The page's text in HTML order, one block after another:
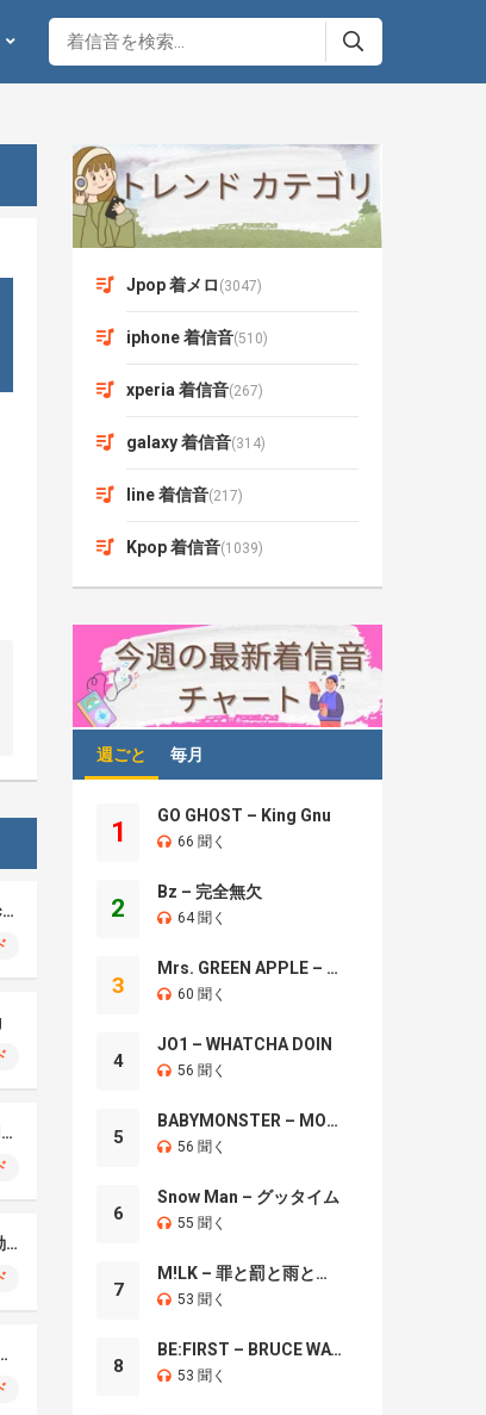
Samsung S26 – Moon Discovery
Xylophonic – Samsung Galaxy S26 Ultra
Samsung Galaxy S25 – 感動のセンセーション
ー Z フォールド7
Jpop 着メロ (3047)
iphone 着信音(510)
xperia 着信音(267)
galaxy 着信音(314)
line 着信音(217)
Kpop 着信音(1039)
週ごと 毎月
1
GO GHOST – King Gnu
66 聞く
2
Bz – 完全無欠
64 聞く
3
Mrs. GREEN APPLE – Brand New
60 聞く
4
JO1 – WHATCHA DOIN
56 聞く
5
BABYMONSTER – MOON
56 聞く
6
Snow Man – グッタイム
55 聞く
7
M!LK – 罪と罰と雨とキス
53 聞く
8
BE:FIRST – BRUCE WAYNE
53 聞く